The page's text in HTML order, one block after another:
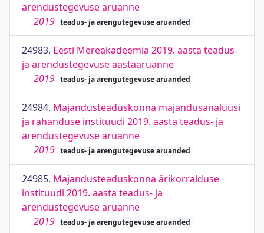
arendustegevuse aruanne
2019 teadus- ja arengutegevuse aruanded
24983. Eesti Mereakadeemia 2019. aasta teadus-
ja arendustegevuse aastaaruanne
2019 teadus- ja arengutegevuse aruanded
24984. Majandusteaduskonna majandusanalüüsi
ja rahanduse instituudi 2019. aasta teadus- ja
arendustegevuse aruanne
2019 teadus- ja arengutegevuse aruanded
24985. Majandusteaduskonna ärikorralduse
instituudi 2019. aasta teadus- ja
arendustegevuse aruanne
2019 teadus- ja arengutegevuse aruanded